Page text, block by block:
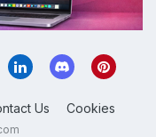
Us Cookies